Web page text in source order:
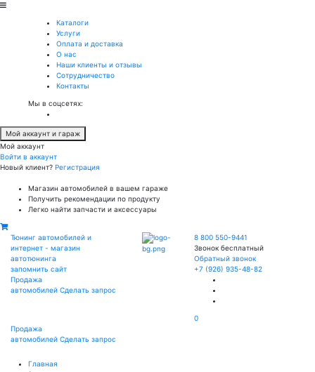
Каталоги
Услуги
Оплата и доставка
О нас
Наши клиенты и отзывы
Сотрудничество
Контакты
Мы в соцсетях:
Мой аккаунт и гараж
Мой аккаунт
Войти в аккаунт
Новый клиент? Регистрация
Магазин автомобилей в вашем гараже
Получить рекомендации по продукту
Легко найти запчасти и аксессуары
Тюнинг автомобилей и
интернет - магазин
автотюнинга
запомнить сайт
Продажа
автомобилей Сделать запрос
8 800 550-9441
Звонок бесплатный
Обратный звонок
+7 (926) 935-48-82
0
Продажа
автомобилей Сделать запрос
Главная